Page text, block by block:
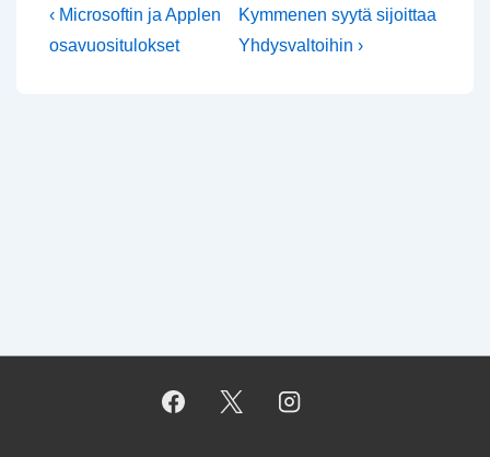
Artikkelien
selaus
Edellinen
‹ Microsoftin ja Applen
osavuositulokset
Seuraava
artikkeli
Kymmenen syytä sijoittaa
Yhdysvaltoihin ›